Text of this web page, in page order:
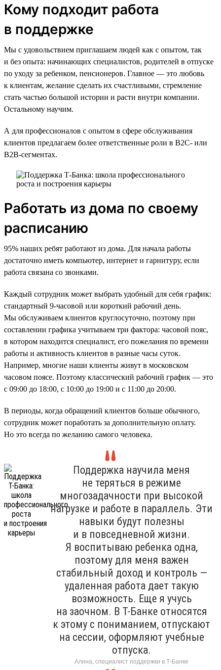
Кому подходит работа
в поддержке
Мы с удовольствием приглашаем людей как с опытом, так
и без опыта: начинающих специалистов, родителей в отпуске
по уходу за ребенком, пенсионеров. Главное — это любовь
к клиентам, желание сделать их счастливыми, стремление
стать частью большой истории и расти внутри компании.
Остальному научим.
А для профессионалов с опытом в сфере обслуживания
клиентов предлагаем более ответственные роли в B2C- или
B2B-сегментах.
Работать из дома по своему
расписанию
95% наших ребят работают из дома. Для начала работы
достаточно иметь компьютер, интернет и гарнитуру, если
работа связана со звонками.
Каждый сотрудник может выбрать удобный для себя график:
стандартный 9-часовой или короткий рабочий день.
Мы обслуживаем клиентов круглосуточно, поэтому при
составлении графика учитываем три фактора: часовой пояс,
в котором находится специалист, его пожелания по времени
работы и активность клиентов в разные часы суток.
Например, многие наши клиенты живут в московском
часовом поясе. Поэтому классический рабочий график — это
с 09:00 до 18:00, с 10:00 до 19:00 и с 11:00 до 20:00.
В периоды, когда обращений клиентов больше обычного,
сотрудник может поработать за дополнительную оплату.
Но это всегда по желанию самого человека.
Поддержка научила меня
не теряться в режиме
многозадачности при высокой
нагрузке и работе в параллель. Эти
навыки будут полезны
и в повседневной жизни.
Я воспитываю ребенка одна,
поэтому для меня важен
стабильный доход и контроль —
удаленная работа дает такую
возможность. Еще я учусь
на заочном. В Т-Банке относятся
к этому с пониманием, отпускают
на сессии, оформляют учебные
отпуска.
Алина, специалист поддержки в Т-Банке